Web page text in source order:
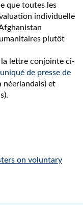
que toutes les
individuelle
plutôt
lettre conjointe ci-
de presse de
néerlandais) et
on voluntary